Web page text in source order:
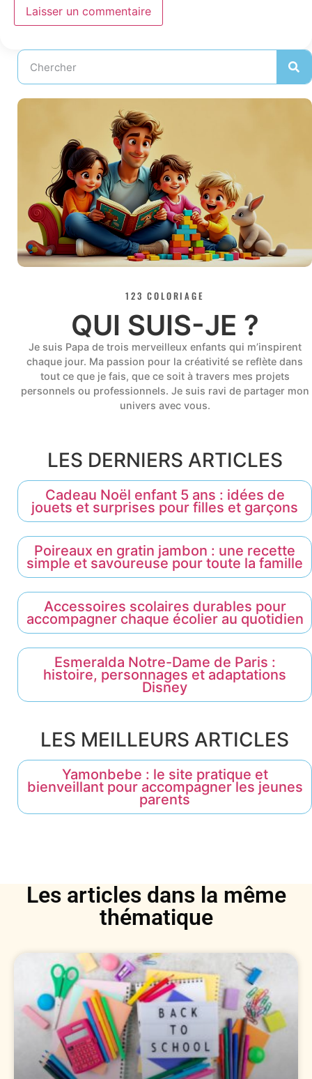
123 COLORIAGE
QUI SUIS-JE ?
Je suis Papa de trois merveilleux enfants qui m’inspirent
chaque jour. Ma passion pour la créativité se reflète dans
tout ce que je fais, que ce soit à travers mes projets
personnels ou professionnels. Je suis ravi de partager mon
univers avec vous.
LES DERNIERS ARTICLES
Cadeau Noël enfant 5 ans : idées de
jouets et surprises pour filles et garçons
Poireaux en gratin jambon : une recette
simple et savoureuse pour toute la famille
Accessoires scolaires durables pour
accompagner chaque écolier au quotidien
Esmeralda Notre-Dame de Paris :
histoire, personnages et adaptations
Disney
LES MEILLEURS ARTICLES
Yamonbebe : le site pratique et
bienveillant pour accompagner les jeunes
parents
Les articles dans la même
thématique